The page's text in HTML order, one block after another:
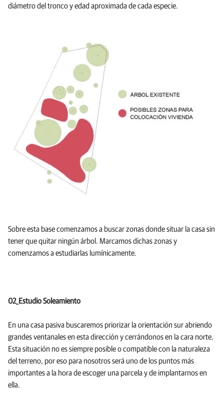
diámetro del tronco y edad aproximada de cada especie.
Sobre esta base comenzamos a buscar zonas donde situar la casa sin
tener que quitar ningún árbol. Marcamos dichas zonas y
comenzamos a estudiarlas lumínicamente.
02_Estudio Soleamiento
En una casa pasiva buscaremos priorizar la orientación sur abriendo
grandes ventanales en esta dirección y cerrándonos en la cara norte.
Esta situación no es siempre posible o compatible con la naturaleza
del terreno, por eso para nosotros será uno de los puntos más
importantes a la hora de escoger una parcela y de implantarnos en
ella.